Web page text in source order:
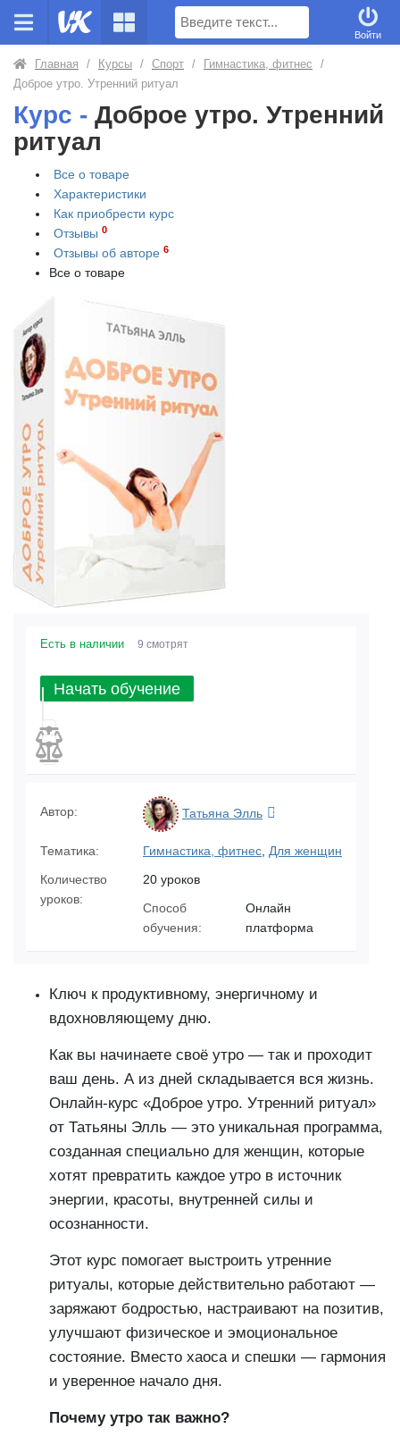
Поиск
Войти
Главная / Курсы / Спорт / Гимнастика, фитнес
/
Доброе утро. Утренний ритуал
Курс - Доброе утро. Утренний
ритуал
Все о товаре
Характеристики
Как приобрести курс
Отзывы 0
Отзывы об авторе 6
Все о товаре
Есть в наличии 9 смотрят
Начать обучение
Автор: Татьяна Элль
Тематика: Гимнастика, фитнес Для женщин
Количество
уроков:
20 уроков
Способ
обучения:
Онлайн
платформа
Ключ к продуктивному, энергичному и
вдохновляющему дню.
Как вы начинаете своё утро — так и проходит
ваш день. А из дней складывается вся жизнь.
Онлайн-курс «Доброе утро. Утренний ритуал»
от Татьяны Элль — это уникальная программа,
созданная специально для женщин, которые
хотят превратить каждое утро в источник
энергии, красоты, внутренней силы и
осознанности.
Этот курс помогает выстроить утренние
ритуалы, которые действительно работают —
заряжают бодростью, настраивают на позитив,
улучшают физическое и эмоциональное
состояние. Вместо хаоса и спешки — гармония
и уверенное начало дня.
Почему утро так важно?